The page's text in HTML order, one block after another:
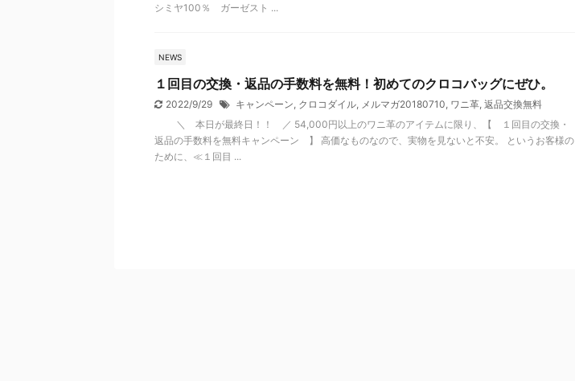
シミヤ100％ ガーゼスト ...
NEWS
１回目の交換・返品の手数料を無料！初めてのクロコバッグにぜひ。
2022/9/29 キャンペーン, クロコダイル, メルマガ20180710, ワニ革, 返品交換無料
＼ 本日が最終日！！ ／ 54,000円以上のワニ革のアイテムに限り、【 １回目の交換・
返品の手数料を無料キャンペーン 】 高価なものなので、実物を見ないと不安。 というお客様の
ために、≪１回目 ...